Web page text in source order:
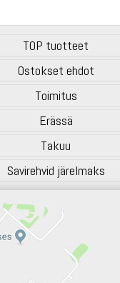
TOP tuotteet
Ostokset ehdot
Toimitus
Erässä
Takuu
Savirehvid järelmaks